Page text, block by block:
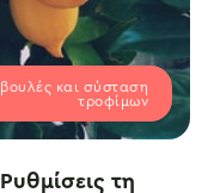
και σύσταση
τροφίμων
τη